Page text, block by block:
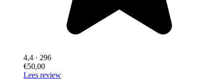
4,4 · 296
€50,00
Lees review